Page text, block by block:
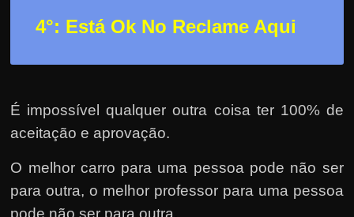
4°: Está Ok No Reclame Aqui
É impossível qualquer outra coisa ter 100% de
aceitação e aprovação.
O melhor carro para uma pessoa pode não ser
para outra, o melhor professor para uma pessoa
pode não ser para outra.